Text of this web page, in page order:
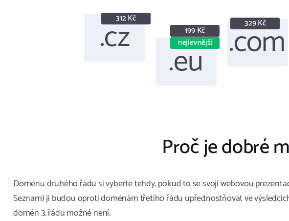
312 Kč
.cz nejlevnější
199 Kč
.eu
329 Kč
.com
Proč je dobré
Doménu druhého řádu si vyberte tehdy, pokud to se svojí webovou
Seznam) ji budou oproti doménám třetího řádu upřednostňovat ve
domén 3. řádu možné není.